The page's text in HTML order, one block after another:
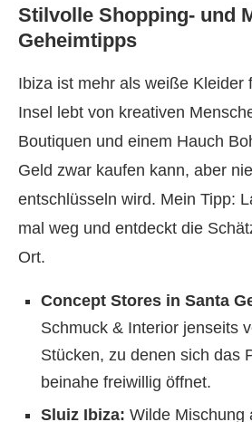
Stilvolle Shopping- und
Geheimtipps
Ibiza ist mehr als weiße Kleider
Insel lebt von kreativen
Boutiquen und einem Hauch
Geld zwar kaufen kann, aber
entschlüsseln wird. Mein Tipp:
mal weg und entdeckt die
Ort.
Concept Stores in Santa
Schmuck & Interior jenseits
Stücken, zu denen sich das
beinahe freiwillig öffnet.
Sluiz Ibiza: Wilde Mischung